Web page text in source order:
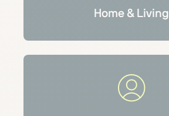
Home & Living